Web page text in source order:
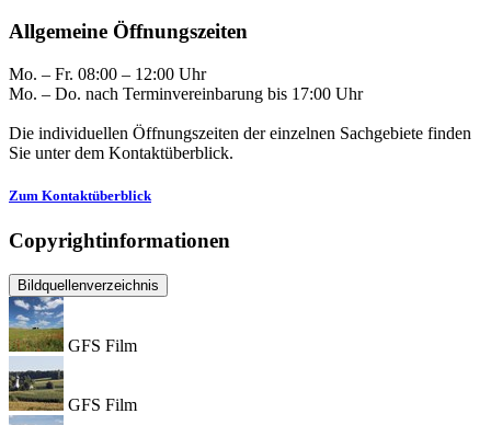
Allgemeine Öffnungszeiten
Mo. – Fr. 08:00 – 12:00 Uhr
Mo. – Do. nach Terminvereinbarung bis 17:00 Uhr
Die individuellen Öffnungszeiten der einzelnen Sachgebiete finden
Sie unter dem Kontaktüberblick.
Zum Kontaktüberblick
Copyrightinformationen
Bildquellenverzeichnis
GFS Film
GFS Film